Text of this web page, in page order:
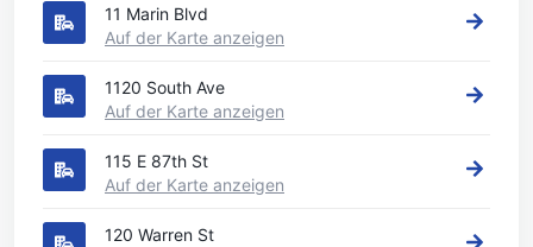
11 Marin Blvd
Auf der Karte anzeigen
1120 South Ave
Auf der Karte anzeigen
115 E 87th St
Auf der Karte anzeigen
120 Warren St